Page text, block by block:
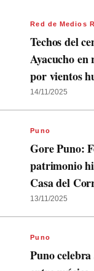
Red de Medios
Techos del
Ayacucho en
por vientos
14/11/2025
Puno
Gore Puno:
patrimonio
Casa del
13/11/2025
Puno
Puno